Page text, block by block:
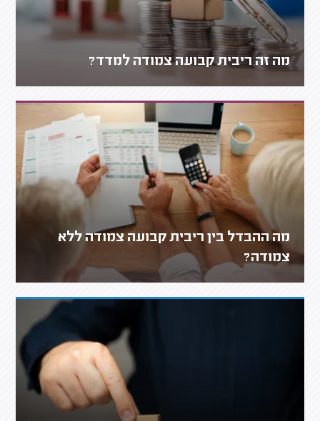
מה זה ריבית קבועה צמודה למדד?
מה ההבדל בין ריבית קבועה צמודה ללא
צמודה?